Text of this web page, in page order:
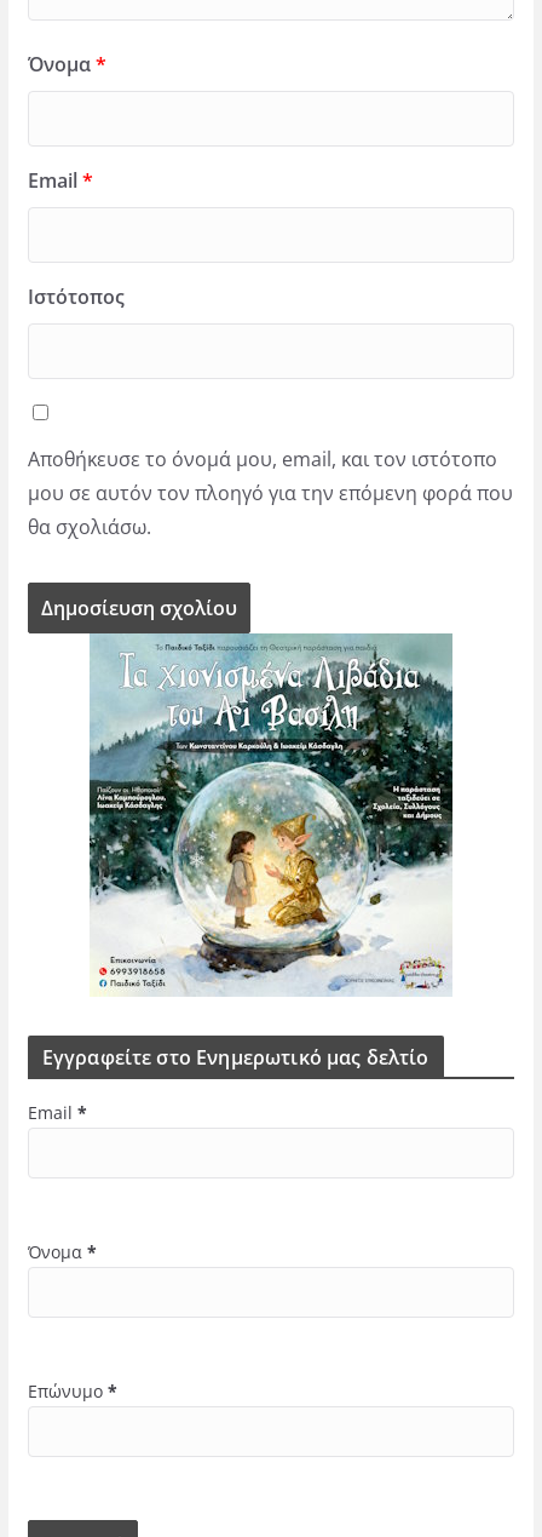
Όνομα*
Email*
Ιστότοπος
Αποθήκευσε το όνομά μου, email, και τον ιστότοπο
μου σε αυτόν τον πλοηγό για την επόμενη φορά που
θα σχολιάσω.
Εγγραφείτε στο Ενημερωτικό μας δελτίο
Email *
Όνομα *
Επώνυμο *